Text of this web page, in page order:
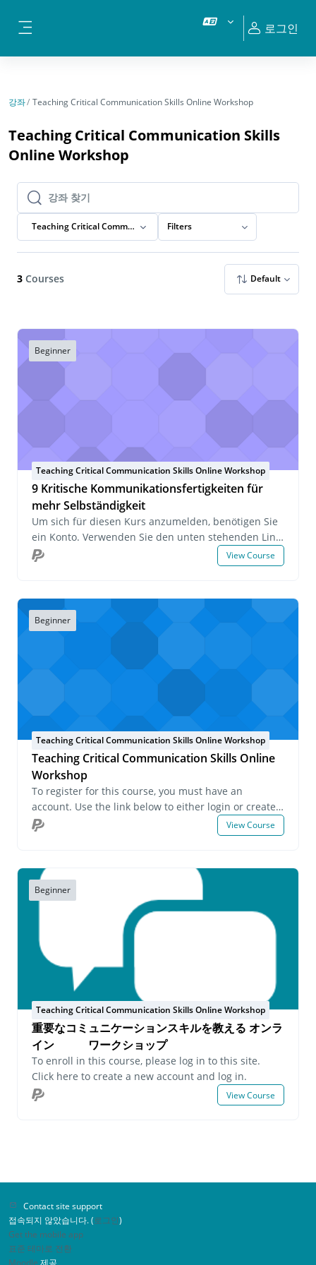
로그인
강좌 Teaching Critical Communication Skills Online Workshop
Teaching Critical Communication Skills
Online Workshop
강좌 찾기
강좌 찾기
Teaching Critical Communication Skills Online Workshop
Filters
3 Courses Default
Beginner
Teaching Critical Communication Skills Online Workshop
9 Kritische Kommunikationsfertigkeiten für
mehr Selbständigkeit
Um sich für diesen Kurs anzumelden, benötigen Sie
ein Konto. Verwenden Sie den unten stehenden Link,
um sich anzumelden oder ein Konto zu erstellen.
Wenn Sie Fragen zu diesem Kurs haben oder sich
senden Sie uns bitte eine E-Mail an
onlinelearning@pecs-germany.com .
View Course
Beginner
Teaching Critical Communication Skills Online Workshop
Teaching Critical Communication Skills Online
Workshop
To register for this course, you must have an
account. Use the link below to either login or create
an account. If you have any questions about this
course or wish to inquire about group registrations
View Course
Beginner
Teaching Critical Communication Skills Online Workshop
重要なコミュニケーションスキルを教える オンラ
イン ワークショップ
To enroll in this course, please log in to this site.
Click here to create a new account and log in.
View Course
Contact site support
접속되지 않았습니다. (로그인)
Get the mobile app
표준 테마로 전환